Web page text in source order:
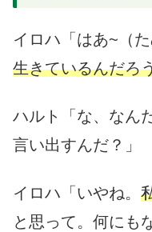
イロハ「はあ~（た
生きているんだろ
ハルト「な、なん
言い出すんだ？」
イロハ「いやね。
と思って。何にも